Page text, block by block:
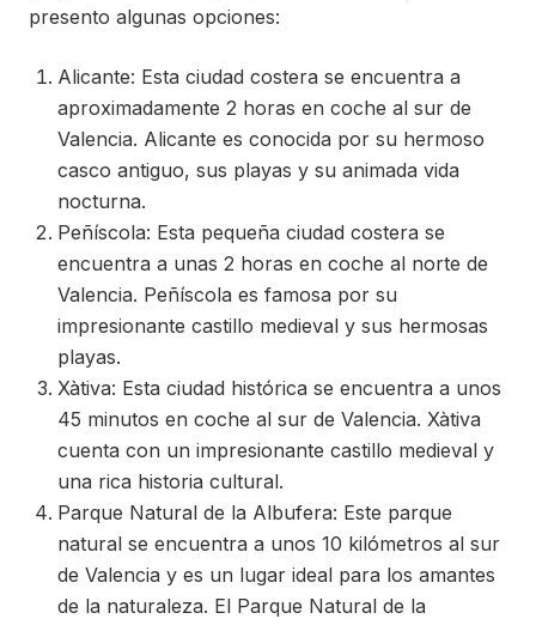
presento algunas opciones:
Alicante: Esta ciudad costera se encuentra a
aproximadamente 2 horas en coche al sur de
Valencia. Alicante es conocida por su hermoso
casco antiguo, sus playas y su animada vida
nocturna.
Peñíscola: Esta pequeña ciudad costera se
encuentra a unas 2 horas en coche al norte de
Valencia. Peñíscola es famosa por su
impresionante castillo medieval y sus hermosas
playas.
Xàtiva: Esta ciudad histórica se encuentra a unos
45 minutos en coche al sur de Valencia. Xàtiva
cuenta con un impresionante castillo medieval y
una rica historia cultural.
Parque Natural de la Albufera: Este parque
natural se encuentra a unos 10 kilómetros al sur
de Valencia y es un lugar ideal para los amantes
de la naturaleza. El Parque Natural de la